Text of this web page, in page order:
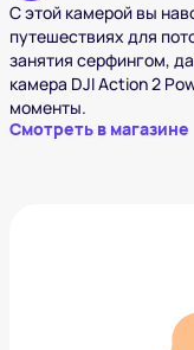
С этой камерой вы
путешествиях для
занятия серфингом,
камера DJI Action 2
моменты.
Смотреть в магазине